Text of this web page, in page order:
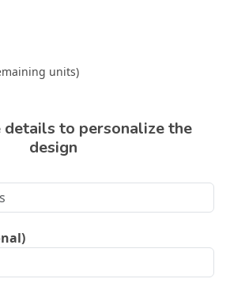
units)
details to personalize the
design